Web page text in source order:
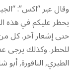
وقال عبر “اكس”:
يحظر عليكم في هذه
حتى إشعار آخر. كل
للخطر. وكذلك يرجى
الطيري, الناقورة,